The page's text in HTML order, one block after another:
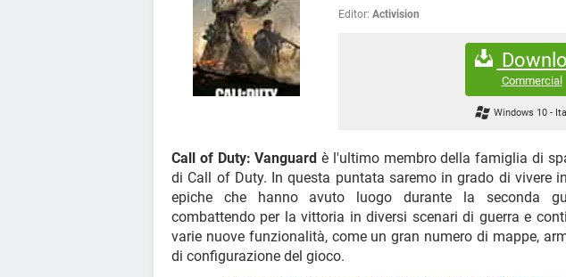
Editor: Activision
Commercial
Windows 10 -
Call of Duty: Vanguard è l'ultimo membro della famiglia di
di Call of Duty. In questa puntata saremo in grado di vivere
epiche che hanno avuto luogo durante la seconda
combattendo per la vittoria in diversi scenari di guerra e
varie nuove funzionalità, come un gran numero di mappe,
di configurazione del gioco.